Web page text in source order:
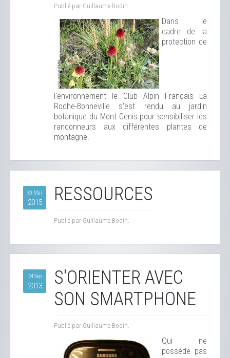
Publié par Guillaume Bodin.
Dans le
cadre de la
protection de
l'environnement le Club Alpin Français La
Roche-Bonneville s'est rendu au jardin
botanique du Mont Cenis pour sensibiliser les
randonneurs aux différentes plantes de
montagne.
30 Mai
2015 RESSOURCES
Publié par Guillaume Bodin.
24 Sep
2013
S'ORIENTER AVEC
SON SMARTPHONE
Publié par Guillaume Bodin.
Qui ne
possède pas